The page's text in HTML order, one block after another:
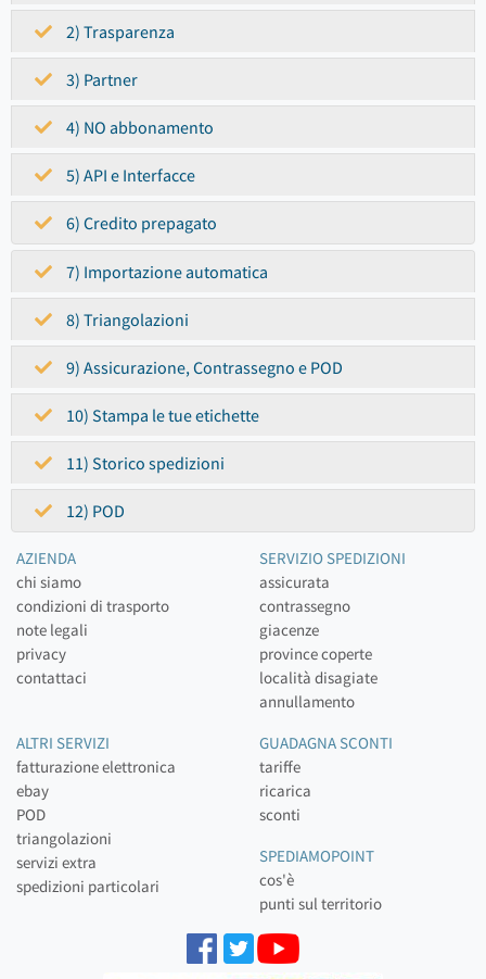
2) Trasparenza
3) Partner
4) NO abbonamento
5) API e Interfacce
6) Credito prepagato
7) Importazione automatica
8) Triangolazioni
9) Assicurazione, Contrassegno e POD
10) Stampa le tue etichette
11) Storico spedizioni
12) POD
AZIENDA
chi siamo
condizioni di trasporto
note legali
privacy
contattaci
SERVIZIO SPEDIZIONI
assicurata
contrassegno
giacenze
province coperte
località disagiate
annullamento
ALTRI SERVIZI
fatturazione elettronica
ebay
POD
triangolazioni
servizi extra
spedizioni particolari
GUADAGNA SCONTI
tariffe
ricarica
sconti
SPEDIAMOPOINT
cos'è
punti sul territorio